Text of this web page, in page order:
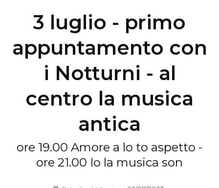
3 luglio - primo
appuntamento con
i Notturni - al
centro la musica
antica
ore 19.00 Amore a lo to aspetto -
ore 21.00 Io la musica son